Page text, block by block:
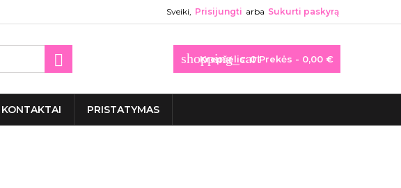
Sveiki, Prisijungti arba Sukurti paskyrą
shopping_cart
Krepšelis: 0Prekės - 0,00 €

KONTAKTAI PRISTATYMAS